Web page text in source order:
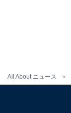
All About ニュース